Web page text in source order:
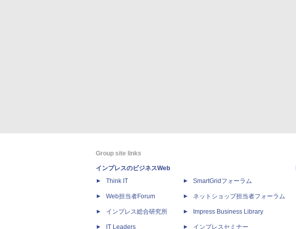
Group site links
インプレスのビジネスWeb
Think IT
Web担当者Forum
インプレス総合研究所
IT Leaders
SmartGridフォーラム
ネットショップ担当者フォーラム
Impress Business Library
インプレスセミナー